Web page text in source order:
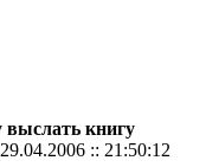
книгу
29.04.2006 :: 21:50:12